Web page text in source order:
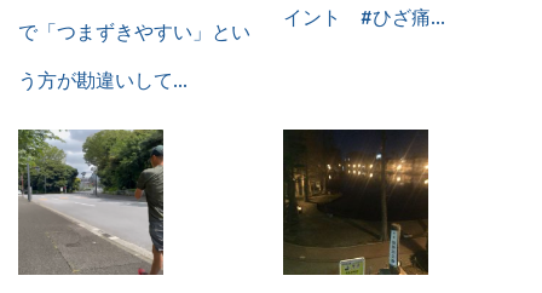
で「つまずきやすい」とい
う方が勘違いして…
イント #ひざ痛…